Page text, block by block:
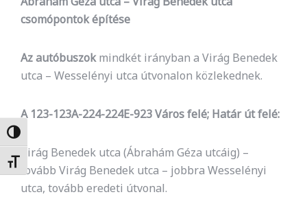
Nagy kontraszt váltása
Betűméret váltása
csomópontok építése
Az autóbuszokmindkét irányban a Virág Benedek
utca – Wesselényi utca útvonalon közlekednek.
A 123-123A-224-224E-923 Város felé; Határ út felé:
Virág Benedek utca (Ábrahám Géza utcáig) –
tovább Virág Benedek utca – jobbra Wesselényi
utca, tovább eredeti útvonal.